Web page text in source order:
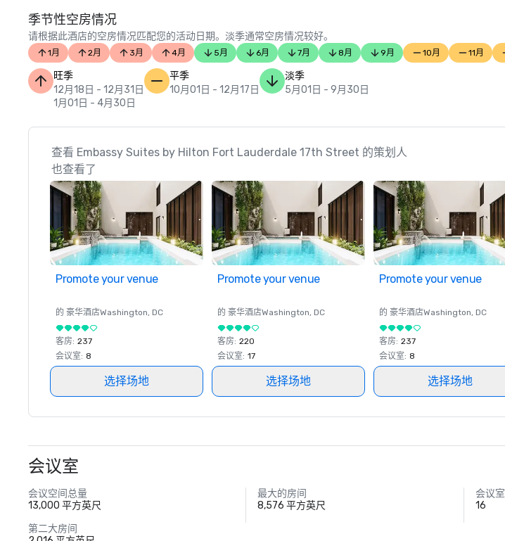
季节性空房情况
请根据此酒店的空房情况匹配您的活动日期。淡季通常空房情况较好。
1月 2月 3月 4月 5月 6月 7月 8月 9月 10月 11月
旺季
12月18日 - 12月31日
1月01日 - 4月30日
平季
10月01日 - 12月17日
淡季
5月01日 - 9月30日
查看 Embassy Suites by Hilton Fort Lauderdale 17th Street 的策划人
也查看了
Promote your venue
的 豪华酒店Washington, DC
客房: 237
会议室: 8
选择场地
Promote your venue
的 豪华酒店Washington, DC
客房: 220
会议室: 17
选择场地
Promote your venue
的 豪华酒店Washington, DC
客房: 237
会议室: 8
选择场地
会议室
会议空间总量
13,000 平方英尺
最大的房间
8,576 平方英尺
会议室
16
第二大房间